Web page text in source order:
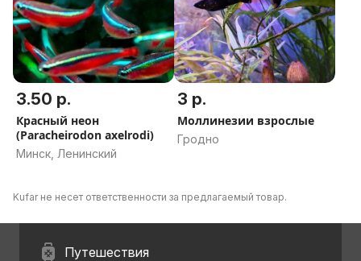
3.50 р.
Красный неон
(Paracheirodon axelrodi)
Минск, Ленинский
3 р.
Моллинезии взрослые
Гродно
Kufar не несет ответственности за предлагаемый товар.
Путешествия